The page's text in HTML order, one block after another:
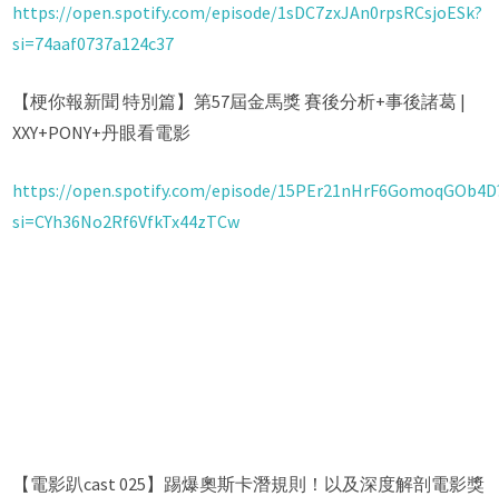
https://open.spotify.com/episode/1sDC7zxJAn0rpsRCsjoESk?
si=74aaf0737a124c37
【梗你報新聞 特別篇】第57屆金馬獎 賽後分析+事後諸葛 |
XXY+PONY+丹眼看電影
https://open.spotify.com/episode/
si=CYh36No2Rf6VfkTx44zTCw
【電影趴cast 02‪5】踢爆奧斯卡潛規則！以及深度解剖電影獎